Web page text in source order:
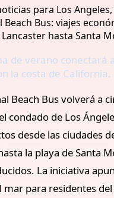
de verano conectará
la costa de California.
Beach Bus volverá a
condado de Los
desde las ciudades
la playa de Santa
La iniciativa
mar para residentes